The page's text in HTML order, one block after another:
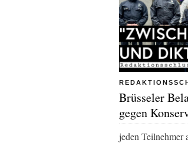
Brüsseler
gegen
jeden Teilnehmer